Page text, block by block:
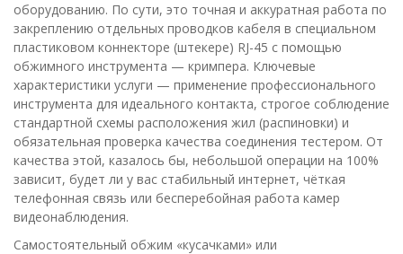
оборудованию. По сути, это точная и аккуратная работа по
закреплению отдельных проводков кабеля в специальном
пластиковом коннекторе (штекере) RJ-45 с помощью
обжимного инструмента — кримпера. Ключевые
характеристики услуги — применение профессионального
инструмента для идеального контакта, строгое соблюдение
стандартной схемы расположения жил (распиновки) и
обязательная проверка качества соединения тестером. От
качества этой, казалось бы, небольшой операции на 100%
зависит, будет ли у вас стабильный интернет, чёткая
телефонная связь или бесперебойная работа камер
видеонаблюдения.
Самостоятельный обжим «кусачками» или